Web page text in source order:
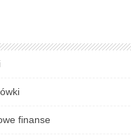
finanse